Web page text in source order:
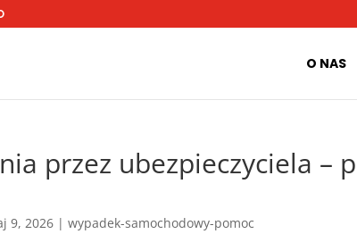
O NAS
przez ubezpieczyciela –
9, 2026 |wypadek-samochodowy-pomoc